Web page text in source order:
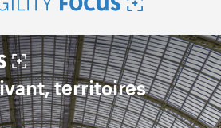
territoires